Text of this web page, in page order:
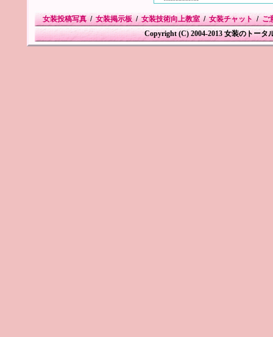
女装投稿写真 / 女装掲示板 / 女装技術向上教室 / 女装チャット / ご
Copyright (C) 2004-2013 女装のトータ